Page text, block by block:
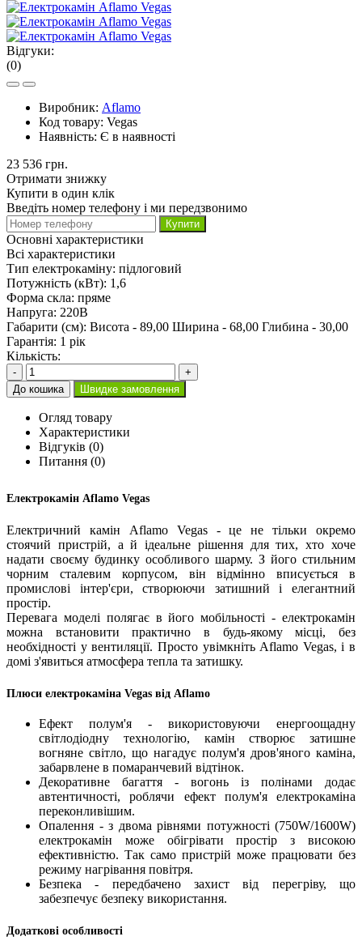
Відгуки:
(0)
Виробник: Aflamo
Код товару: Vegas
Наявність: Є в наявності
23 536 грн.
Отримати знижку
Купити в один клік
Введіть номер телефону і ми передзвонимо
Купити
Основні характеристики
Всі характеристики
Тип електрокаміну: підлоговий
Потужність (кВт): 1,6
Форма скла: пряме
Напруга: 220В
Габарити (см): Висота - 89,00 Ширина - 68,00 Глибина - 30,00
Гарантія: 1 рік
Кількість:
-
+
До кошика
Швидке замовлення
Огляд товару
Характеристики
Відгуків (0)
Питання (0)
Електрокамін Aflamo Vegas
Електричний камін Aflamo Vegas - це не тільки окремо
стоячий пристрій, а й ідеальне рішення для тих, хто хоче
надати своєму будинку особливого шарму. З його стильним
чорним сталевим корпусом, він відмінно вписується в
промислові інтер'єри, створюючи затишний і елегантний
простір.
Перевага моделі полягає в його мобільності - електрокамін
можна встановити практично в будь-якому місці, без
необхідності у вентиляції. Просто увімкніть Aflamo Vegas, і в
домі з'явиться атмосфера тепла та затишку.
Плюси електрокаміна Vegas від Aflamo
Ефект полум'я - використовуючи енергоощадну
світлодіодну технологію, камін створює затишне
вогняне світло, що нагадує полум'я дров'яного каміна,
забарвлене в помаранчевий відтінок.
Декоративне багаття - вогонь із полінами додає
автентичності, роблячи ефект полум'я електрокаміна
переконливішим.
Опалення - з двома рівнями потужності (750W/1600W)
електрокамін може обігрівати простір з високою
ефективністю. Так само пристрій може працювати без
режиму нагрівання повітря.
Безпека - передбачено захист від перегріву, що
забезпечує безпеку використання.
Додаткові особливості